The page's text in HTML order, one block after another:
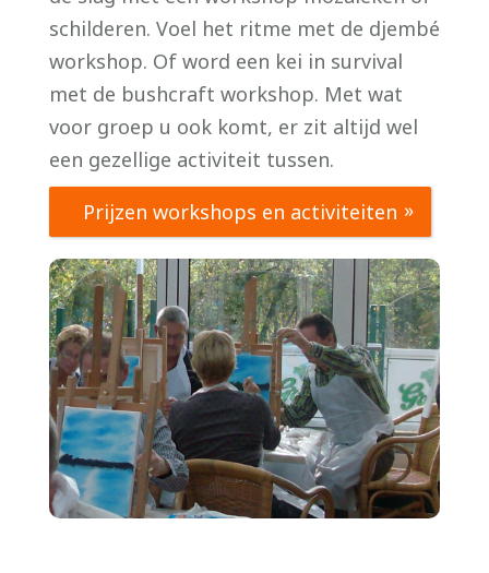
schilderen. Voel het ritme met de djembé
workshop. Of word een kei in survival
met de bushcraft workshop. Met wat
voor groep u ook komt, er zit altijd wel
een gezellige activiteit tussen.
Prijzen workshops en activiteiten